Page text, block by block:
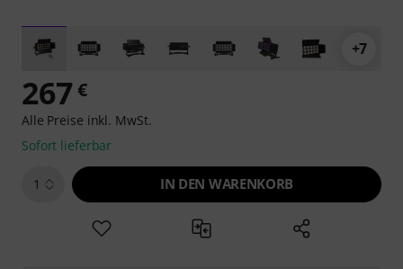
+7
267 €
Alle Preise inkl. MwSt.
Sofort lieferbar
1 IN DEN WARENKORB